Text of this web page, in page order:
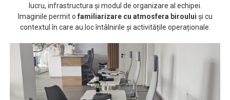
lucru, infrastructura și modul de organizare al echipei.
Imaginile permit o familiarizare cu atmosfera biroului și cu
contextul în care au loc întâlnirile și activitățile operaționale.